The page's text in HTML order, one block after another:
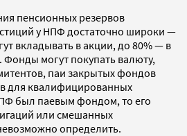
пенсионных резервов
у НПФ достаточно широки —
вкладывать в акции, до 80% — в
могут покупать валюту,
паи закрытых фондов
для квалифицированных
был паевым фондом, то его
или смешанных
определить.